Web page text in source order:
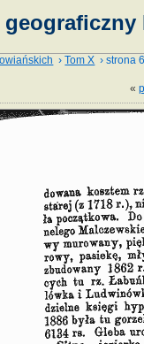
›Tom X › strona
«